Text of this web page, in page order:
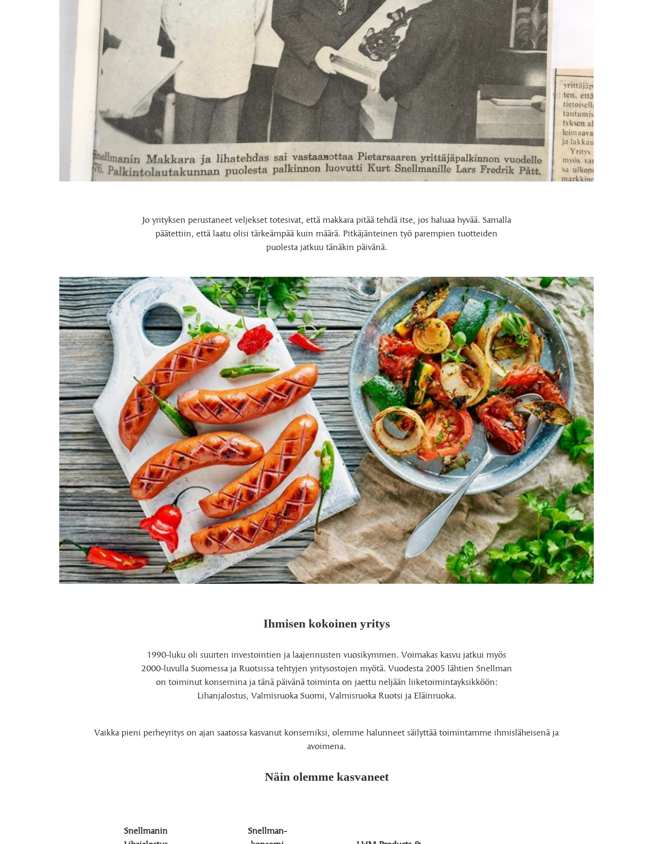
Jo yrityksen perustaneet veljekset totesivat, että makkara pitää tehdä itse, jos haluaa hyvää. Samalla
päätettiin, että laatu olisi tärkeämpää kuin määrä. Pitkäjänteinen työ parempien tuotteiden
puolesta jatkuu tänäkin päivänä.
Ihmisen kokoinen yritys
1990-luku oli suurten investointien ja laajennusten vuosikymmen. Voimakas kasvu jatkui myös
2000-luvulla Suomessa ja Ruotsissa tehtyjen yritysostojen myötä. Vuodesta 2005 lähtien Snellman
on toiminut konsernina ja tänä päivänä toiminta on jaettu neljään liiketoimintayksikköön:
Lihanjalostus, Valmisruoka Suomi, Valmisruoka Ruotsi ja Eläinruoka.
Vaikka pieni perheyritys on ajan saatossa kasvanut konserniksi, olemme halunneet säilyttää toimintamme ihmisläheisenä ja
avoimena.
Näin olemme kasvaneet
Snellmanin
Snellman-